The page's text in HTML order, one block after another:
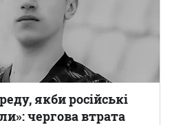
якби російські
чергова втрата